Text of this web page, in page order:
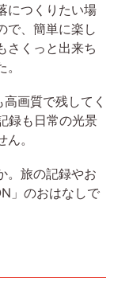
につくりたい場
で、簡単に楽し
さくっと出来ち
画質で残してく
録も日常の光景
。
。旅の記録やお
」のおはなしで